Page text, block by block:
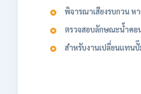
พิจารณาเสียงรบกวน ห
ตรวจสอบลักษณะน้ำคอน
สำหรับงานเปลี่ยนแทน